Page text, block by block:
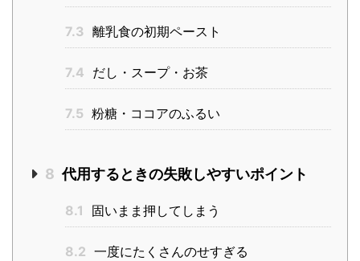
7.3 離乳食の初期ペースト
7.4 だし・スープ・お茶
7.5 粉糖・ココアのふるい
8 代用するときの失敗しやすいポイント
8.1 固いまま押してしまう
8.2 一度にたくさんのせすぎる